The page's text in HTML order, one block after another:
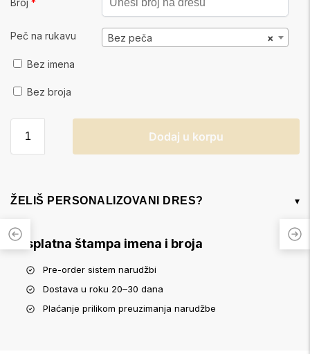
Broj *
Peč na rukavu ×
Bez peča
Bez imena
Bez broja
Dodaj u korpu
ŽELIŠ PERSONALIZOVANI DRES? ▾
Besplatna štampa imena i broja
Pre-order sistem narudžbi
Dostava u roku 20–30 dana
Plaćanje prilikom preuzimanja narudžbe